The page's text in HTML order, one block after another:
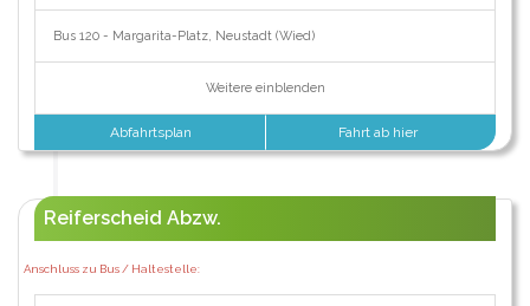
Bus 120 - Margarita-Platz, Neustadt (Wied)
Weitere einblenden
Abfahrtsplan Fahrt ab hier
Reiferscheid Abzw.
Anschluss zu Bus / Haltestelle: